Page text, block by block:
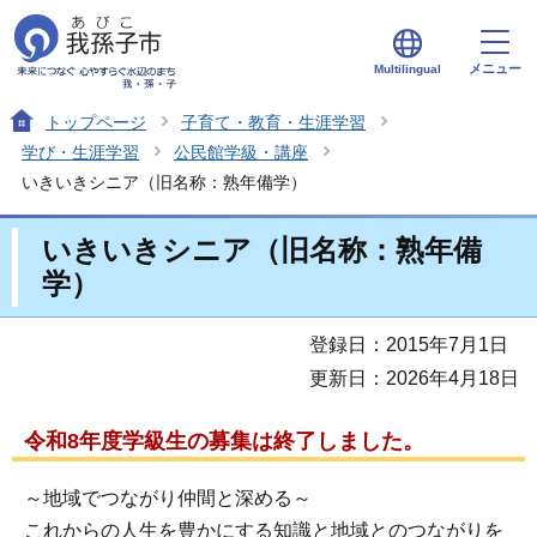
Multilingual メニュー
トップページ
子育て・教育・生涯学習
学び・生涯学習
公民館学級・講座
いきいきシニア（旧名称：熟年備学）
いきいきシニア（旧名称：熟年備
学）
登録日：2015年7月1日
更新日：2026年4月18日
令和8年度学級生の募集は終了しました。
～地域でつながり仲間と深める～
これからの人生を豊かにする知識と地域とのつながりを